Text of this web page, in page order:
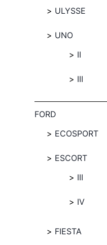
ULYSSE
UNO
II
III
FORD
ECOSPORT
ESCORT
III
IV
FIESTA